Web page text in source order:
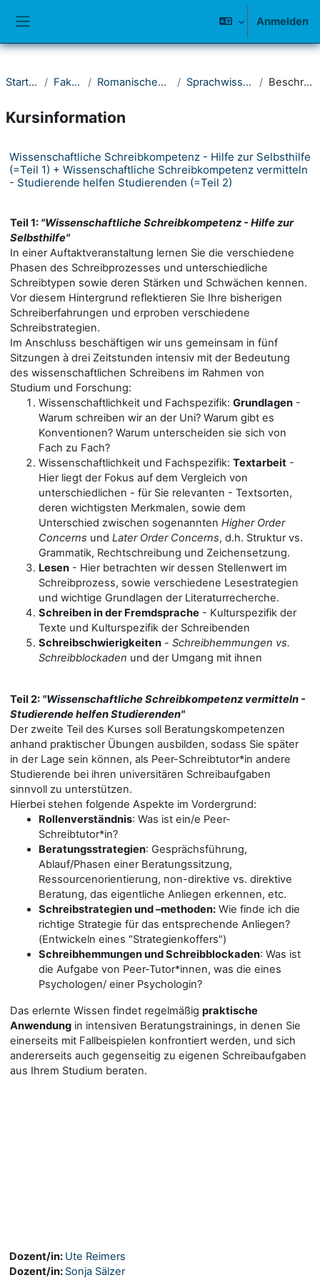
Anmelden
Startseite Fakultät I Romanisches Seminar Sprachwissenschaft Beschreibung
Kursinformation
Wissenschaftliche Schreibkompetenz - Hilfe zur Selbsthilfe
(=Teil 1) + Wissenschaftliche Schreibkompetenz vermitteln
- Studierende helfen Studierenden (=Teil 2)
Teil 1: "Wissenschaftliche Schreibkompetenz - Hilfe zur
Selbsthilfe"
In einer Auftaktveranstaltung lernen Sie die verschiedene
Phasen des Schreibprozesses und unterschiedliche
Schreibtypen sowie deren Stärken und Schwächen kennen.
Vor diesem Hintergrund reflektieren Sie Ihre bisherigen
Schreiberfahrungen und erproben verschiedene
Schreibstrategien.
Im Anschluss beschäftigen wir uns gemeinsam in fünf
Sitzungen à drei Zeitstunden intensiv mit der Bedeutung
des wissenschaftlichen Schreibens im Rahmen von
Studium und Forschung:
Wissenschaftlichkeit und Fachspezifik: Grundlagen -
Warum schreiben wir an der Uni? Warum gibt es
Konventionen? Warum unterscheiden sie sich von
Fach zu Fach?
Wissenschaftlichkeit und Fachspezifik: Textarbeit -
Hier liegt der Fokus auf dem Vergleich von
unterschiedlichen - für Sie relevanten - Textsorten,
deren wichtigsten Merkmalen, sowie dem
Unterschied zwischen sogenannten Higher Order
Concerns und Later Order Concerns, d.h. Struktur vs.
Grammatik, Rechtschreibung und Zeichensetzung.
Lesen - Hier betrachten wir dessen Stellenwert im
Schreibprozess, sowie verschiedene Lesestrategien
und wichtige Grundlagen der Literaturrecherche.
Schreiben in der Fremdsprache - Kulturspezifik der
Texte und Kulturspezifik der Schreibenden
Schreibschwierigkeiten - Schreibhemmungen vs.
Schreibblockaden und der Umgang mit ihnen
Teil 2: "Wissenschaftliche Schreibkompetenz vermitteln -
Studierende helfen Studierenden"
Der zweite Teil des Kurses soll Beratungskompetenzen
anhand praktischer Übungen ausbilden, sodass Sie später
in der Lage sein können, als Peer-Schreibtutor*in andere
Studierende bei ihren universitären Schreibaufgaben
sinnvoll zu unterstützen.
Hierbei stehen folgende Aspekte im Vordergrund:
Rollenverständnis: Was ist ein/e Peer-
Schreibtutor*in?
Beratungsstrategien: Gesprächsführung,
Ablauf/Phasen einer Beratungssitzung,
Ressourcenorientierung, non-direktive vs. direktive
Beratung, das eigentliche Anliegen erkennen, etc.
Schreibstrategien und –methoden: Wie finde ich die
richtige Strategie für das entsprechende Anliegen?
(Entwickeln eines "Strategienkoffers")
Schreibhemmungen und Schreibblockaden: Was ist
die Aufgabe von Peer-Tutor*innen, was die eines
Psychologen/ einer Psychologin?
Das erlernte Wissen findet regelmäßig praktische
Anwendung in intensiven Beratungstrainings, in denen Sie
einerseits mit Fallbeispielen konfrontiert werden, und sich
andererseits auch gegenseitig zu eigenen Schreibaufgaben
aus Ihrem Studium beraten.
Dozent/in: Ute Reimers
Dozent/in: Sonja Sälzer